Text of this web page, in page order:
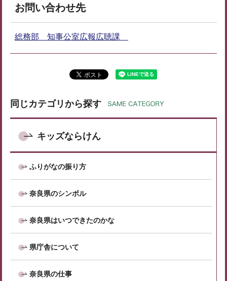
お問い合わせ先
総務部 知事公室広報広聴課
同じカテゴリから探す
キッズならけん
ふりがなの振り方
奈良県のシンボル
奈良県はいつできたのかな
県庁舎について
奈良県の仕事